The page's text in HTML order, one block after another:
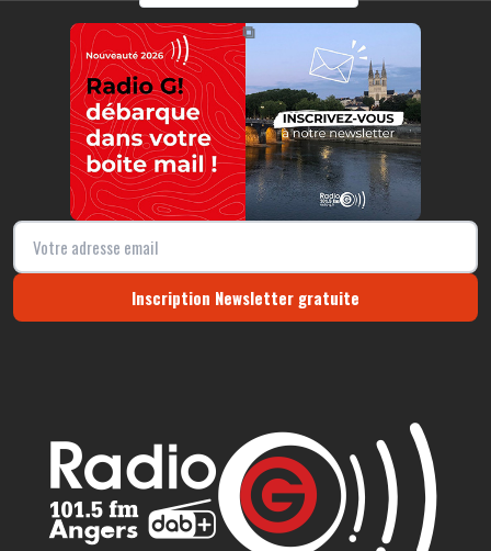
https://radio-g.fr?13328
⧉
Inscription Newsletter gratuite